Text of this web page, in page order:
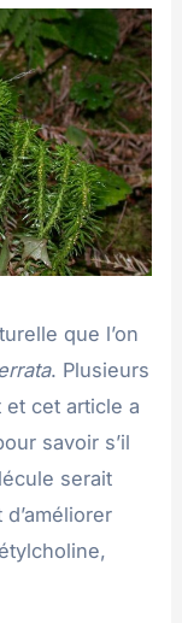
que l’on
. Plusieurs
cet article a
savoir s’il
serait